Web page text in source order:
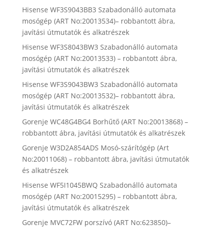
Hisense WF3S9043BB3 Szabadonálló automata
mosógép (ART No:20013534)– robbantott ábra,
javítási útmutatók és alkatrészek
Hisense WF3S8043BW3 Szabadonálló automata
mosógép (ART No:20013533) – robbantott ábra,
javítási útmutatók és alkatrészek
Hisense WF3S9043BW3 Szabadonálló automata
mosógép (ART No:20013532)– robbantott ábra,
javítási útmutatók és alkatrészek
Gorenje WC48G4BG4 Borhűtő (ART No:20013868) –
robbantott ábra, javítási útmutatók és alkatrészek
Gorenje W3D2A854ADS Mosó-szárítógép (Art
No:20011068) – robbantott ábra, javítási útmutatók
és alkatrészek
Hisense WF5I1045BWQ Szabadonálló automata
mosógép (ART No:20015295) – robbantott ábra,
javítási útmutatók és alkatrészek
Gorenje MVC72FW porszívó (ART No:623850)–